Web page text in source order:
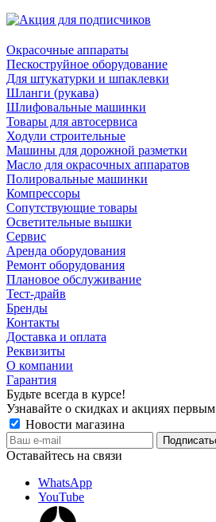
Окрасочные аппараты
Пескоструйное оборудование
Для штукатурки и шпаклевки
Шланги (рукава)
Шлифовальные машинки
Товары для автосервиса
Ходули строительные
Машины для дорожной разметки
Масло для окрасочных аппаратов
Полировальные машинки
Компрессоры
Сопутствующие товары
Осветительные вышки
Сервис
Аренда оборудования
Ремонт оборудования
Плановое обслуживание
Тест-драйв
Бренды
Контакты
Доставка и оплата
Реквизиты
О компании
Гарантия
Будьте всегда в курсе!
Узнавайте о скидках и акциях первым
Новости магазина
Оставайтесь на связи
WhatsApp
YouTube